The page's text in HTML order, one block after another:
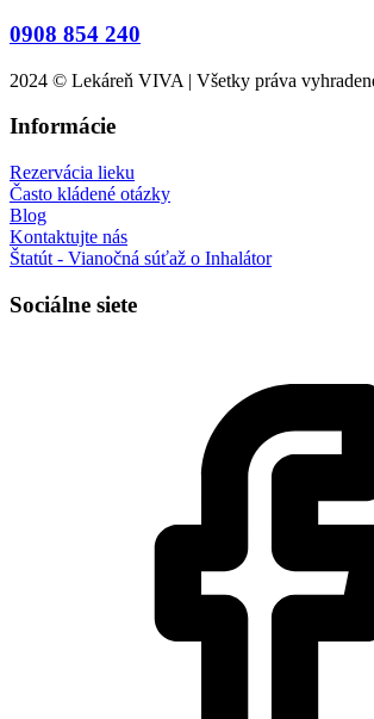
0908 854 240
2024 © Lekáreň VIVA | Všetky práva
Informácie
Rezervácia lieku
Často kládené otázky
Blog
Kontaktujte nás
Štatút - Vianočná súťaž o Inhalátor
Sociálne siete